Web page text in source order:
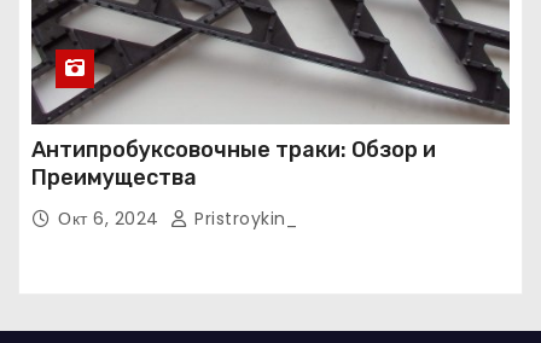
Антипробуксовочные траки: Обзор и
Преимущества
Окт 6, 2024 Pristroykin_